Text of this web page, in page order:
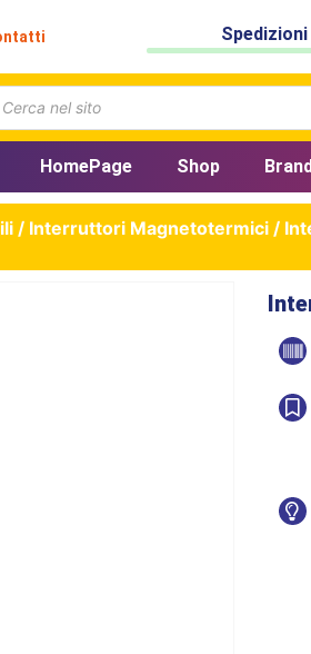
HomePage Shop
/ Interruttori Magnetotermici /